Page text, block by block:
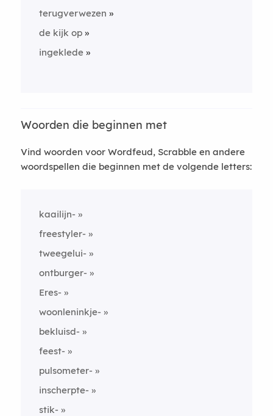
terugverwezen
de kijk op
ingeklede
Woorden die beginnen met
Vind woorden voor Wordfeud, Scrabble en andere
woordspellen die beginnen met de volgende letters:
kaailijn-
freestyler-
tweegelui-
ontburger-
Eres-
woonleninkje-
bekluisd-
feest-
pulsometer-
inscherpte-
stik-